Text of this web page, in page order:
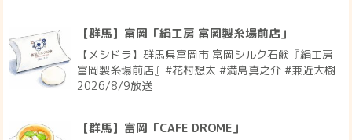
【群馬】富岡「絹工房 富岡製糸場前店」
【メシドラ】群馬県富岡市 富岡シルク石鹸『絹工房
富岡製糸場前店』#花村想太 #満島真之介 #兼近大樹
2026/8/9放送
【群馬】富岡「CAFE DROME」